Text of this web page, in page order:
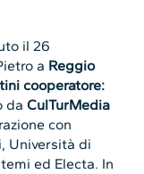
il 26
a Reggio
cooperatore:
daCulTurMedia
con
Università di
ed Electa. In